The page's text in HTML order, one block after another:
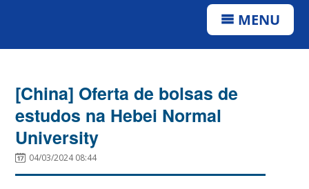
MENU
[China] Oferta de bolsas de
estudos na Hebei Normal
University
04/03/2024 08:44